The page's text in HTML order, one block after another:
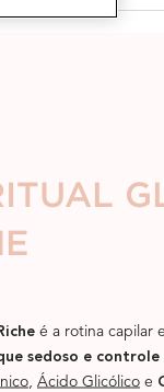
é a rotina capilar
sedoso e
Ácido Glicólico e